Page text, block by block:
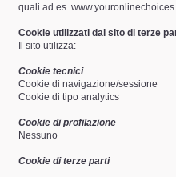
quali ad es.
Cookie utilizzati dal sito di terze
Il sito utilizza:
Cookie tecnici
Cookie di navigazione/sessione
Cookie di tipo analytics
Cookie di profilazione
Nessuno
Cookie di terze parti